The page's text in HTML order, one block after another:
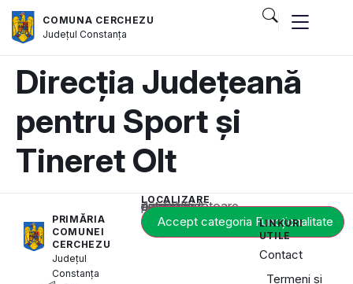
COMUNA CERCHEZU
JudețulConstanța
Direcția Județeană
pentru Sport și
Tineret Olt
PRIMĂRIA
COMUNEI
CERCHEZU
Județul
Constanța
LOCALIZARE
Acest conținut este blocat până când acceptați categoria corespunzătoare de cookie-uri.
Accept categoria Funcționalitate
LINKURI
UTILE
Contact
Termeni și